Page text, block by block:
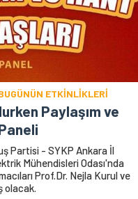
ETKİNLİKLERİ
Paylaşım ve
Partisi - SYKP Ankara İl
Mühendisleri Odası'nda
Prof.Dr. Nejla Kurul ve
olacak.